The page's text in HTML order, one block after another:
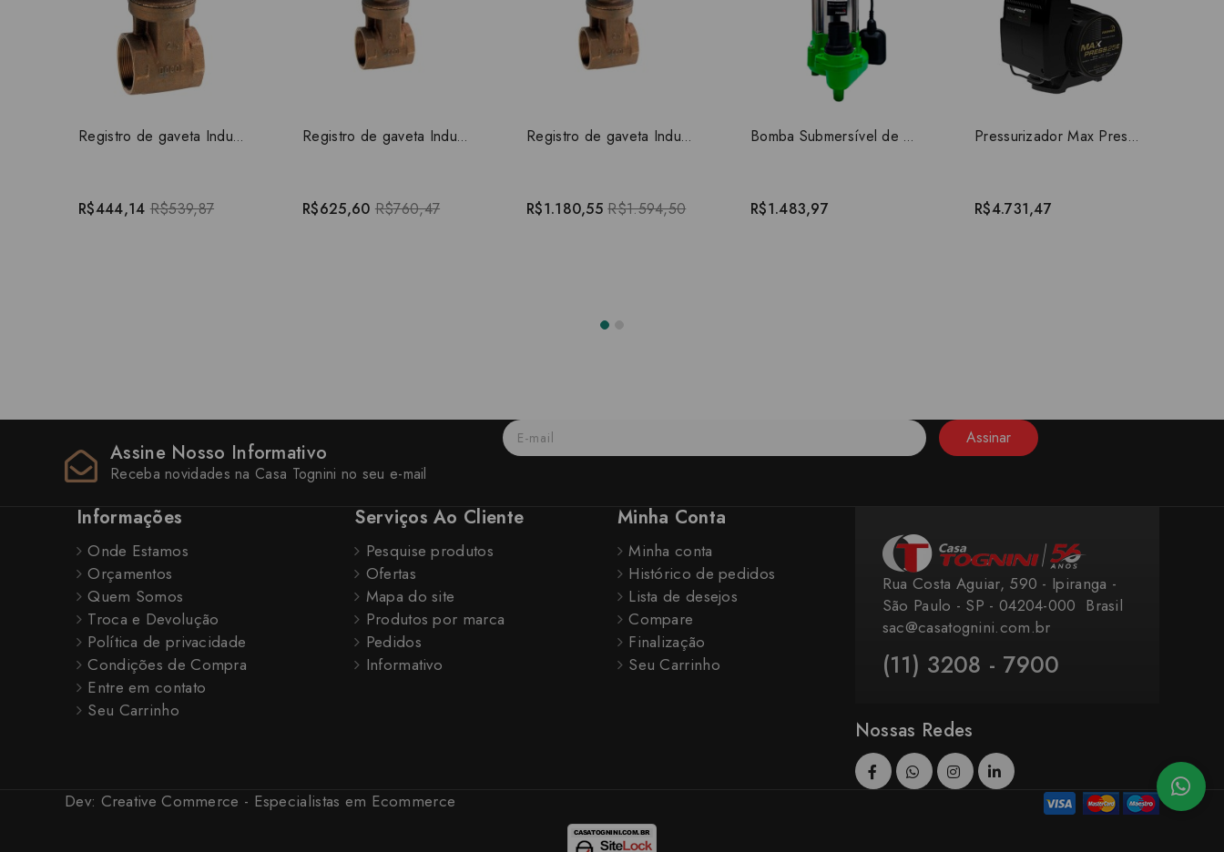
Registro de gaveta Industrial 2.1/2" 10032500
R$444,14 R$539,87
Registro de gaveta Industrial 3" 10033000
R$625,60 R$760,47
Registro de gaveta Industrial 4" 10034000
R$1.180,55 R$1.594,50
Bomba Submersível de Esgoto Rw 800 Plus 1CV 220V
R$1.483,97
Pressurizador Max Press 25E 0.70HP 220V
R$4.731,47
Assine Nosso Informativo
Receba novidades na Casa Tognini no seu e-mail
Assinar
Rua Costa Aguiar, 590 - Ipiranga -
São Paulo - SP - 04204-000 ​ Brasil
sac@casatognini.com.br
(11) 3208 - 7900
Nossas Redes
Informações
Onde Estamos
Orçamentos
Quem Somos
Troca e Devolução
Política de privacidade
Condições de Compra
Entre em contato
Seu Carrinho
Serviços Ao Cliente
Pesquise produtos
Ofertas
Mapa do site
Produtos por marca
Pedidos
Informativo
Minha Conta
Minha conta
Histórico de pedidos
Lista de desejos
Compare
Finalização
Seu Carrinho
Dev: Creative Commerce - Especialistas em Ecommerce